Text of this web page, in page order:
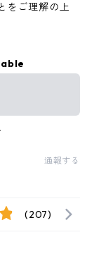
をご理解の上
通報する
(207)